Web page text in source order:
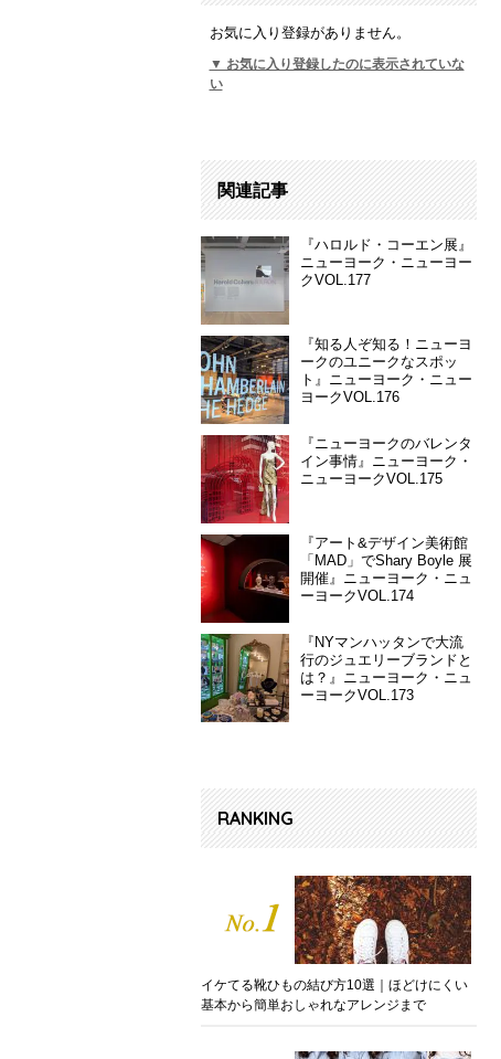
お気に入り登録がありません。
▼ お気に入り登録したのに表示されていな
い
関連記事
『ハロルド・コーエン展』
ニューヨーク・ニューヨー
クVOL.177
『知る人ぞ知る！ニューヨ
ークのユニークなスポッ
ト』ニューヨーク・ニュー
ヨークVOL.176
『ニューヨークのバレンタ
イン事情』ニューヨーク・
ニューヨークVOL.175
『アート&デザイン美術館
「MAD」でShary Boyle 展
開催』ニューヨーク・ニュ
ーヨークVOL.174
『NYマンハッタンで大流
行のジュエリーブランドと
は？』ニューヨーク・ニュ
ーヨークVOL.173
RANKING
イケてる靴ひもの結び方10選｜ほどけにくい
基本から簡単おしゃれなアレンジまで